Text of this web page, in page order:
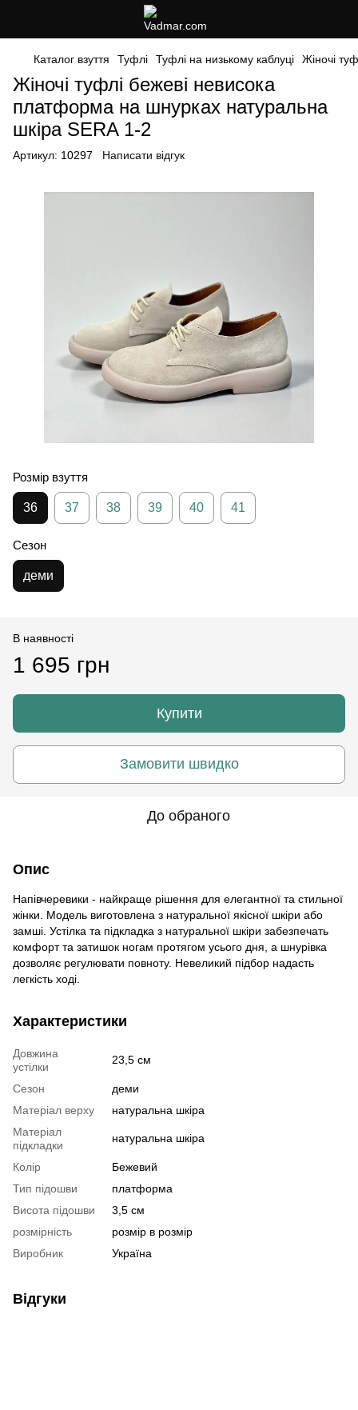
Каталог взуття Туфлі Туфлі на низькому каблуці Жіночі
Жіночі туфлі бежеві невисока
платформа на шнурках натуральна
шкіра SERA 1-2
Артикул: 10297 Написати відгук
Розмір взуття
36 37 38 39 40 41
Сезон
деми
В наявності
1 695 грн
Купити
Замовити швидко
До обраного
Опис
Напівчеревики - найкраще рішення для елегантної та стильної
жінки. Модель виготовлена ​​з натуральної якісної шкіри або
замші. Устілка та підкладка з натуральної шкіри забезпечать
комфорт та затишок ногам протягом усього дня, а шнурівка
дозволяє регулювати повноту. Невеликий підбор надасть
легкість ході.
Характеристики
Довжина
устілки
23,5 см
Сезон
деми
Матеріал верху
натуральна шкіра
Матеріал
підкладки
натуральна шкіра
Колір
Бежевий
Тип підошви
платформа
Висота підошви
3,5 см
розмірність
розмір в розмір
Виробник
Україна
Відгуки